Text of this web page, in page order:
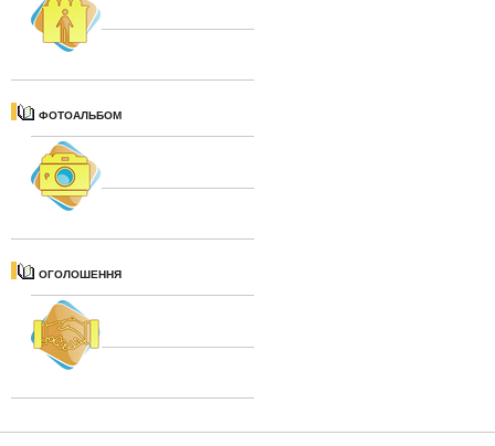
ФОТОАЛЬБОМ
ОГОЛОШЕННЯ